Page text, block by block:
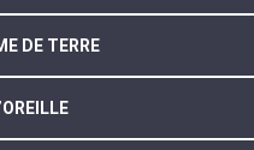
DE TERRE